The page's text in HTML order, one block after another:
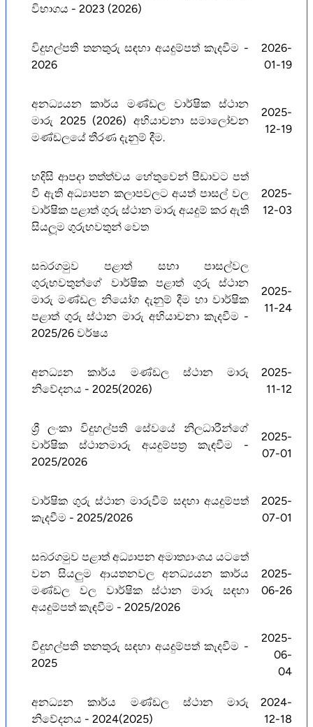
විභාගය - 2023 (2026)
විදුහල්පති තනතුරු සඳහා අයදුම්පත් කැදවීම -
2026
2026-
01-19
අනධ්‍යයන කාර්ය මණ්ඩල වාර්ෂික ස්ථාන
මාරු 2025 (2026) අභියාචනා ස‍මාලෝචන
මණ්ඩලයේ තීරණ දැනුම් දීම.
2025-
12-19
හදිසි ආපදා තත්ත්වය හේතුවෙන් පීඩාවට පත්
වී ඇති අධ්‍යාපන කලාපවලට අයත් පාසල් වල
වාර්ෂික පළාත් ගුරු ස්ථාන මාරු අයදුම් කර ඇති
සියලූම ගුරුභවතුන් වෙත
2025-
12-03
සබරගමුව පළාත් සභා පාසල්වල
ගුරුභවතුන්ගේ වාර්ෂික පළාත් ගුරු ස්ථාන
මාරු මණ්ඩල නියෝග දැනුම් දීම හා වාර්ෂික
පළාත් ගුරු ස්ථාන මාරු අභියාචනා කැදවීම -
2025/26 වර්ෂය
2025-
11-24
අනධ්‍යන කාර්ය මණ්ඩල ස්ථාන මාරු
නිවේදනය - 2025(2026)
2025-
11-12
ශ්‍රී ලංකා විදුහල්පති සේවයේ නිලධාරීන්ගේ
වාර්ෂික ස්ථානමාරු අයදුම්පත්‍ර කැඳවීම -
2025/2026
2025-
07-01
වාර්ෂික ගුරු ස්ථාන මාරුවීම් සදහා අයදුම්පත්
කැදවීම - 2025/2026
2025-
07-01
සබරගමුව පළාත් අධ්‍යාපන අමාත්‍යාංශය යටතේ
වන සියලුම ආයතනවල අනධ්‍යයන කාර්ය
මණ්ඩල වල වාර්ෂික ස්ථාන මාරු සඳහා
අයදුම්පත් කැඳවීම - 2025/2026
2025-
06-26
විදුහල්පති තනතුරු සඳහා අයදුම්පත් කැදවීම -
2025
2025-
06-
04
අනධ්‍යන කාර්ය මණ්ඩල ස්ථාන මාරු
නිවේදනය - 2024(2025)
2024-
12-18